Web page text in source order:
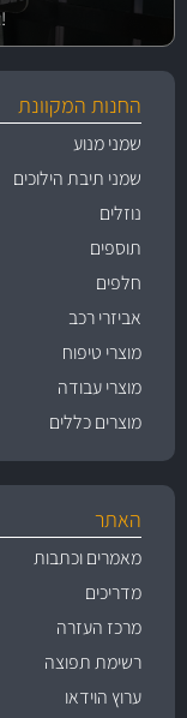
!DON'T TOUCH MY CAR
החנות המקוונת
שמני מנוע
שמני תיבת הילוכים
נוזלים
תוספים
חלפים
אביזרי רכב
מוצרי טיפוח
מוצרי עבודה
מוצרים כללים
האתר
מאמרים וכתבות
מדריכים
מרכז העזרה
רשימת תפוצה
ערוץ הוידאו